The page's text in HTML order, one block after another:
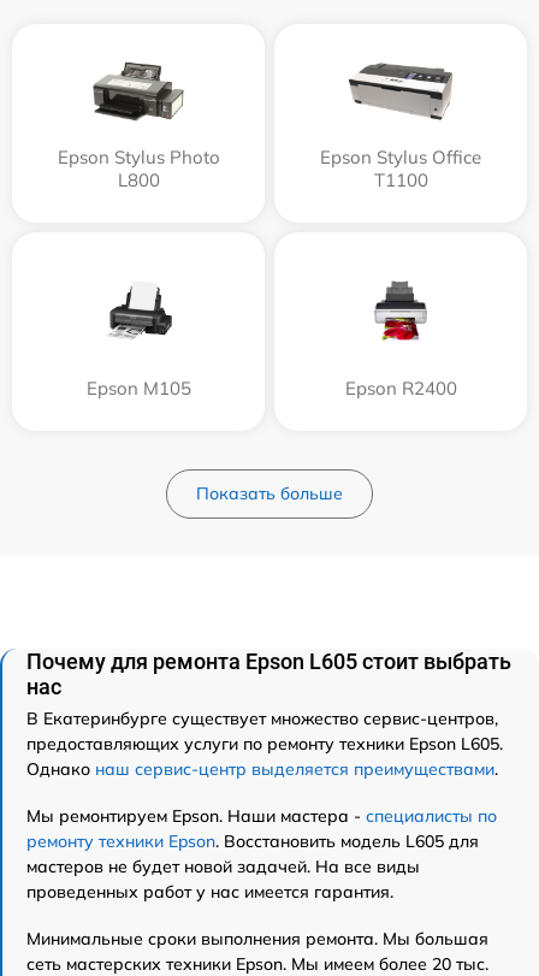
Epson Stylus Photo
L800
Epson Stylus Office
T1100
Epson M105 Epson R2400
Показать больше
Почему для ремонта Epson L605 стоит выбрать
нас
В Екатеринбурге существует множество сервис-центров,
предоставляющих услуги по ремонту техники Epson L605.
Однако наш сервис-центр выделяется преимуществами.
Мы ремонтируем Epson. Наши мастера - специалисты по
ремонту техники Epson. Восстановить модель L605 для
мастеров не будет новой задачей. На все виды
проведенных работ у нас имеется гарантия.
Минимальные сроки выполнения ремонта. Мы большая
сеть мастерских техники Epson. Мы имеем более 20 тыс.